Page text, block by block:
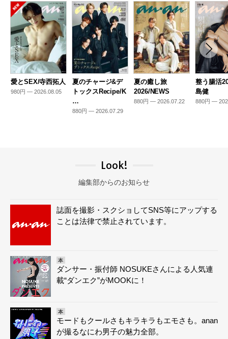
愛とSEX/寺西拓人
980円 — 2026.08.05
夏のチャージ&デ
トックスRecipe/K
…
880円 — 2026.07.29
夏の癒し旅
2026/NEWS
880円 — 2026.07.22
整う腸活
島健
880円 —
Look!
編集部からのお知らせ
誌面を撮影・スクショしてSNS等にアップする
ことは法律で禁止されています。
本
ダンサー・振付師 NOSUKEさんによる人気連
載“ダンエク”がMOOKに！
本
モードもクールさもキラキラもエモさも。anan
が撮るなにわ男子の魅力全部。